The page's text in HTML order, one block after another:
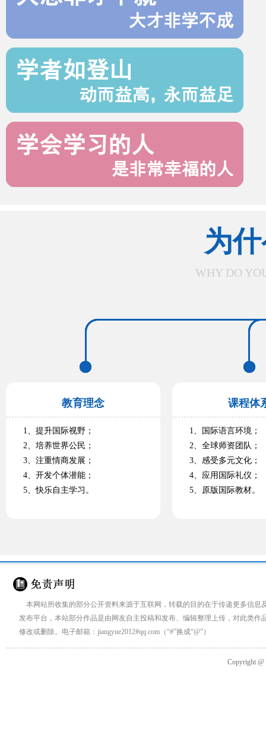
为
WHY DO
教育理念
1、提升国际视野；
2、培养世界公民；
3、注重情商发展；
4、开发个体潜能；
5、快乐自主学习。
课程体
1、国际语言环境；
2、全球师资团队；
3、感受多元文化；
4、应用国际礼仪；
5、原版国际教材。
本网站所收集的部分公开资料来源于互联网，转载的目的在于传递更多信
发布平台，本站部分作品是由网友自主投稿和发布、编辑整理上传，对此类
修改或删除。电子邮箱：jiangyue2012#qq.com（“#”换成“@”）
Copyright